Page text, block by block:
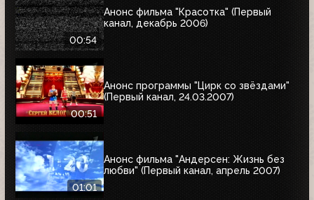
00:54
Анонс фильма "Красотка" (Первый
канал, декабрь 2006)
00:51
Анонс программы "Цирк со звёздами"
(Первый канал, 24.03.2007)
01:01
Анонс фильма "Андерсен: Жизнь без
любви" (Первый канал, апрель 2007)